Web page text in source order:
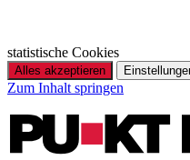
statistische Cookies
Alles akzeptieren
Zum Inhalt springen